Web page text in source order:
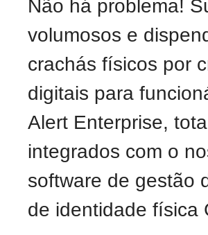
Não há problema!
volumosos e
crachás físicos por
digitais para
Alert Enterprise,
integrados com o
software de gestão
de identidade física